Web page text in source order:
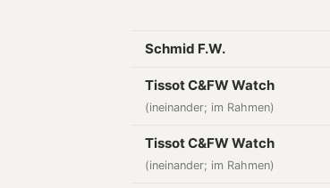
Schmid F.W.
Tissot C&FW Watch
(ineinander; im Rahmen)
Tissot C&FW Watch
(ineinander; im Rahmen)